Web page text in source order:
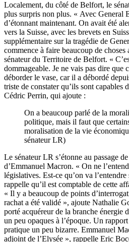
Localement, du côté de Belfort, le
plus surpris non plus. « Avec General
d’étonnant maintenant. On avait été
vers la Suisse, avec les brevets en
supplémentaire sur la tragédie de
commence à faire beaucoup de choses
sénateur du Territoire de Belfort. «
dommageable. Je ne vais pas dire que
déborder le vase, car il a débordé
triste de constater qu’ils sont capables
Cédric Perrin, qui ajoute :
On a beaucoup parlé de la
politique, mais il faut que
moralisation de la vie
sénateur LR)
Le sénateur LR s’étonne au passage
d’Emmanuel Macron. « On ne
législatives. Est-ce qu’on va
rappelle qu’il est comptable de cette
« Il y a beaucoup de points
rachat a été validé », ajoute Nathalie
porté acquéreur de la branche énergie
un peu opaques à l’époque. Un
pratique un peu bizarre. Emmanuel
adjoint de l’Elysée », rappelle Eric